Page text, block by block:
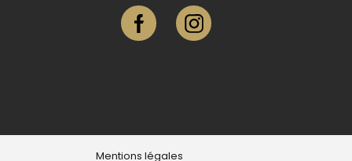
Page facebook ville de Eu
Compte instagram ville de
Mentions légales